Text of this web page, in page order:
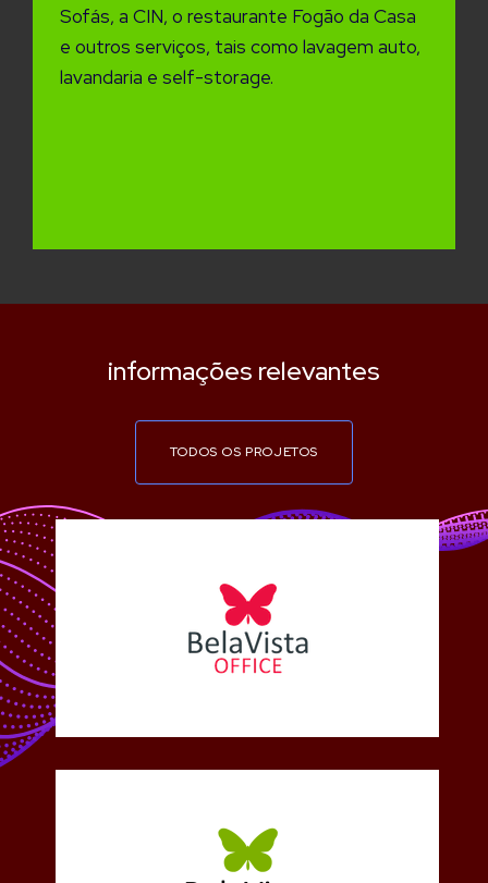
Sofás, a CIN, o restaurante Fogão da Casa
e outros serviços, tais como lavagem auto,
lavandaria e self-storage.
informações relevantes
TODOS OS PROJETOS